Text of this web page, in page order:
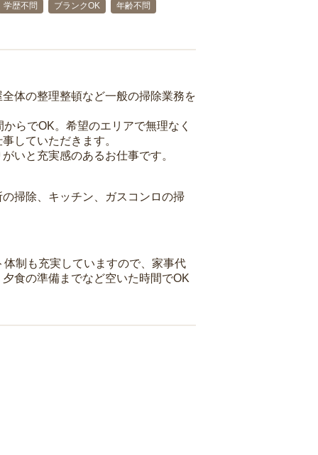
学歴不問 ブランクOK
年齢不問
体の整理整頓など一般の掃除業務を
らでOK。希望のエリアで無理なく
していただきます。
いと充実感のあるお仕事です。
掃除、キッチン、ガスコンロの掃
制も充実していますので、家事代
食の準備までなど空いた時間でOK